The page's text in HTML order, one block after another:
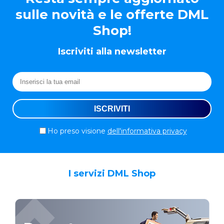
sulle novità e le offerte DML
Shop!
Iscriviti alla newsletter
Ho preso visione dell'informativa privacy
I servizi DML Shop